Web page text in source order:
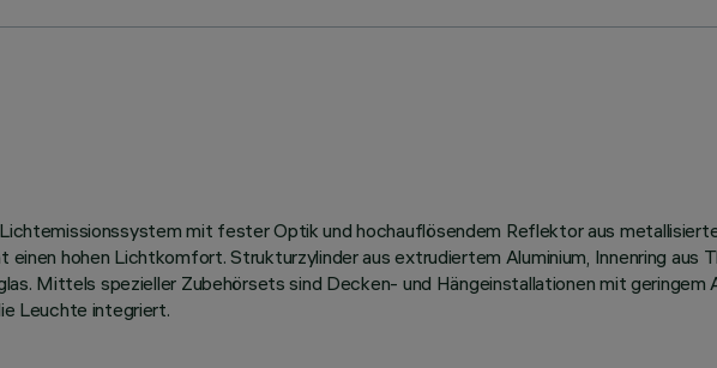
mit fester Optik und hochauflösendem Reflektor aus
hohen Lichtkomfort. Strukturzylinder aus extrudiertem Aluminium, Innenring aus
Mittels spezieller Zubehörsets sind Decken- und Hängeinstallationen mit
Leuchte integriert.